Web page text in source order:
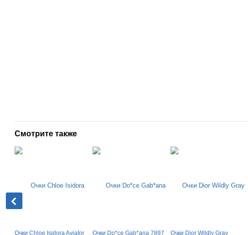
Смотрите также
Очки Chloe Isidora Aviator Очки Do*ce Gab*ana 7897 Очки Dior Wildly Gray